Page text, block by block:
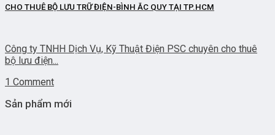
CHO THUÊ BỘ LƯU TRỮ ĐIỆN-BÌNH ẮC QUY TẠI TP.HCM
Công ty TNHH Dịch Vụ, Kỹ Thuật Điện PSC chuyên cho thuê
bộ lưu điện...
1 Comment
Sản phẩm mới